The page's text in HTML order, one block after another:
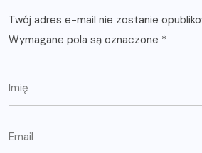
Twój adres e-mail nie zostanie
Wymagane pola są oznaczone *